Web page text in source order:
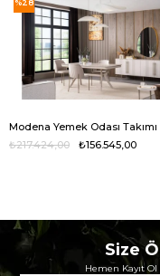
Modena Yemek Odası Takımı
₺156.545,00
₺217.424,00
Size
Hemen Kayıt